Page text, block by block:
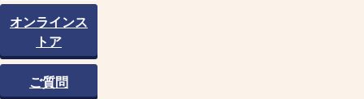
オンラインス
トア
ご質問